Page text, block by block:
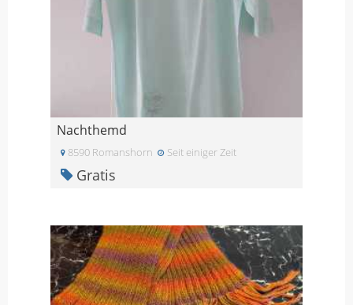
Nachthemd
8590 Romanshorn Seit einiger Zeit
Gratis